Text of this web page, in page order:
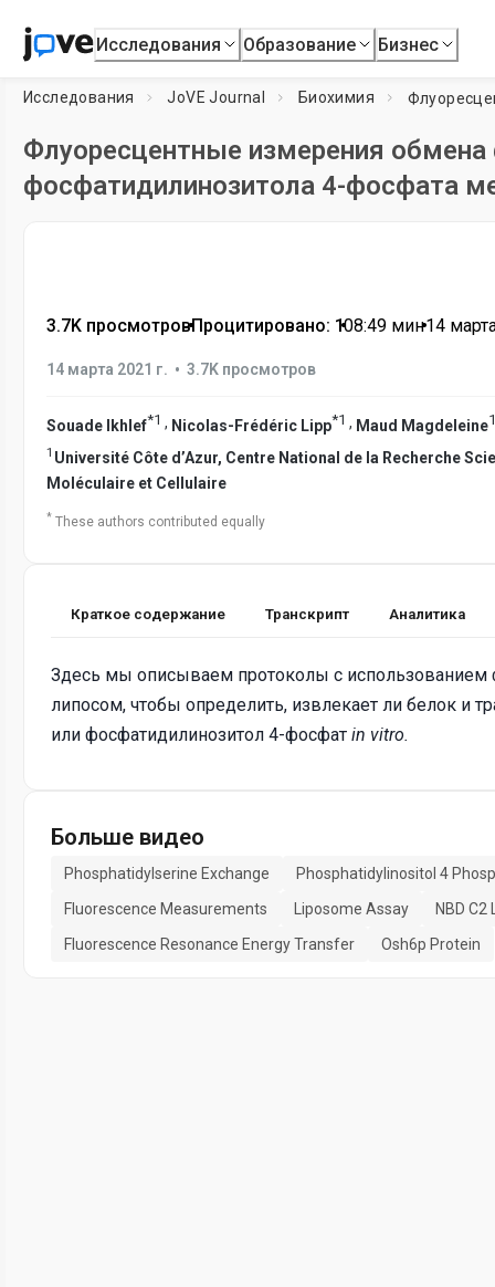
Исследования Образование Бизнес
Исследования JoVE Journal Биохимия
Флуоресцентные измерения
фосфатидилинозитола 4-фосфата
3.7K просмотров•Процитировано: 1•08:49 мин•14
14 марта 2021 г. • 3.7K просмотров
Souade Ikhlef*1 , Nicolas-Frédéric Lipp*1 , Maud Magdeleine1
1 Université Côte d’Azur, Centre National de la Recherche
Moléculaire et Cellulaire
* These authors contributed equally
Краткое содержание Транскрипт Аналитика
Здесь мы описываем протоколы с использованием
липосом, чтобы определить, извлекает ли белок и
или фосфатидилинозитол 4-фосфат in vitro.
Больше видео
Phosphatidylserine Exchange
Phosphatidylinositol 4
Fluorescence Measurements
Liposome Assay
NBD C2
Fluorescence Resonance Energy Transfer
Osh6p Protein